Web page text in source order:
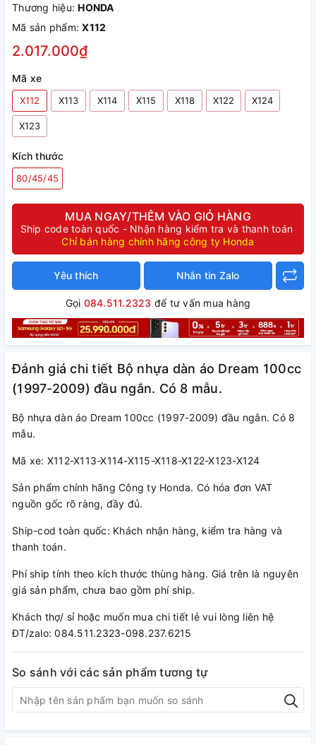
Thương hiệu:HONDA
Mã sản phẩm:X112
2.017.000₫
Mã xe
X112 X113 X114 X115 X118 X122 X124
X123
Kích thước
80/45/45
MUA NGAY/THÊM VÀO GIỎ HÀNG
Ship code toàn quốc - Nhận hàng kiểm tra và thanh toán
Chỉ bán hàng chính hãng công ty Honda
Yêu thích Nhắn tin Zalo
Gọi 084.511.2323 để tư vấn mua hàng
Đánh giá chi tiết Bộ nhựa dàn áo Dream 100cc
(1997-2009) đầu ngắn. Có 8 mẫu.
Bộ nhựa dàn áo Dream 100cc (1997-2009) đầu ngắn. Có 8
mẫu.
Mã xe: X112-X113-X114-X115-X118-X122-X123-X124
Sản phẩm chính hãng Công ty Honda. Có hóa đơn VAT
nguồn gốc rõ ràng, đầy đủ.
Ship-cod toàn quốc: Khách nhận hàng, kiểm tra hàng và
thanh toán.
Phí ship tính theo kích thước thùng hàng. Giá trên là nguyên
giá sản phẩm, chưa bao gồm phí ship.
Khách thợ/ sỉ hoặc muốn mua chi tiết lẻ vui lòng liên hệ
ĐT/zalo: 084.511.2323-098.237.6215
So sánh với các sản phẩm tương tự